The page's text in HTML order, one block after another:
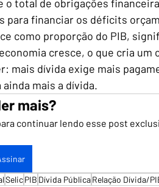
o total de obrigações
financiar os déficits
como proporção do PIB,
cresce, o que cria um
dívida exige mais
mais a dívida.
mais?
continuar lendo esse post
SelicPIB Dívida PúblicaRelação Dívida/